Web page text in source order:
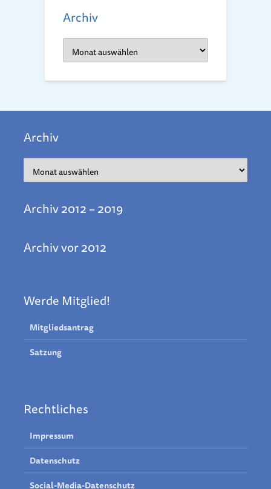
Archiv
Archiv
Archiv 2012 – 2019
Archiv vor 2012
Werde Mitglied!
Mitgliedsantrag
Satzung
Rechtliches
Impressum
Datenschutz
Social-Media-Datenschutz